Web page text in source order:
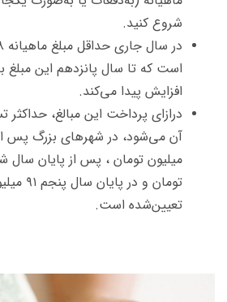
شروع کنید.
افزایش پیدا می‌کند.
درازای پرداخت این مبالغ،
تومان و در
تعیین‌شده است.